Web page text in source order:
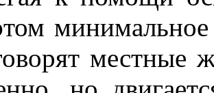
минимальное
местные